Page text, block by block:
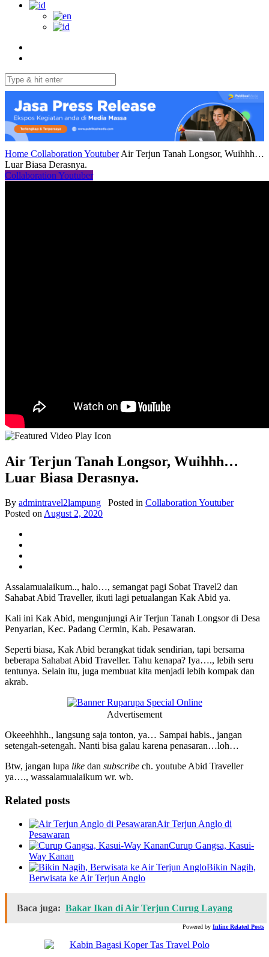
Home Collaboration Youtuber Air Terjun Tanah Longsor, Wuihhh…
Luar Biasa Derasnya.
Collaboration Youtuber
Air Terjun Tanah Longsor, Wuihhh…
Luar Biasa Derasnya.
By admintravel2lampung Posted in Collaboration Youtuber
Posted onAugust 2, 2020
Assalamualaikum.., halo…, semangat pagi Sobat Travel2 dan
Sahabat Abid Traveller, ikuti lagi petualangan Kak Abid ya.
Kali ini Kak Abid, mengunjungi Air Terjun Tanah Longsor di Desa
Penyarian, Kec. Padang Cermin, Kab. Pesawaran.
Seperti biasa, Kak Abid berangkat tidak sendirian, tapi bersama
beberapa Sahabat Abid Traveller. Tahu kenapa? Iya…., lebih seru
tentunya. Selain itu, juga membuat kita menjadi lebih kompak dan
akrab.
Advertisement
Okeeehhhh., langsung saja tonton, ya… Sampai habis., jangan
setengah-setengah. Nanti bisa galau karena penasaran…loh…
Btw, jangan lupa like dan subscribe ch. youtube Abid Traveller
ya…., wassalamualaikum wr. wb.
Related posts
Air Terjun Anglo di
Pesawaran
Curup Gangsa, Kasui-
Way Kanan
Bikin Nagih,
Berwisata ke Air Terjun Anglo
Baca juga: Bakar Ikan di Air Terjun Curug Layang
Powered by Inline Related Posts